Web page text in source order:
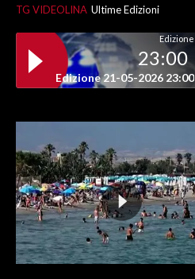
TG VIDEOLINA Ultime Edizioni
Edizione
23:00
Edizione 21-05-2026 23:00